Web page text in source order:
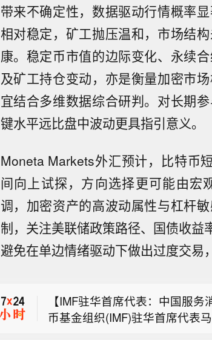
带来不确定性，数据驱动行情概率
相对稳定，矿工抛压温和，市场结
康。稳定币市值的边际变化、永续
及矿工持仓变动，亦是衡量加密市
宜结合多维数据综合研判。对长期
键水平远比盘中波动更具指引意义。
Moneta Markets外汇预计，比特币
间向上试探，方向选择更可能由宏
调，加密资产的高波动属性与杠杆
制，关注美联储政策路径、国债收益
避免在单边情绪驱动下做出过度交易
【IMF驻华首席代表：中国服务
币基金组织(IMF)驻华首席代表
直在强劲增长，IMF相信该领域
济体收入水平提高而出现的一种
观。未来，应加快推进已出台
垒、建设全国统一大市场、营
美国参议院将于9月15日对《清
【IMF驻华首席代表：中国服
币基金组织(IMF)驻华首席代表